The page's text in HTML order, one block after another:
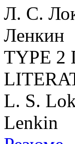
Л. С.
Ленкин
TYPE 2
L. S.
Lenkin